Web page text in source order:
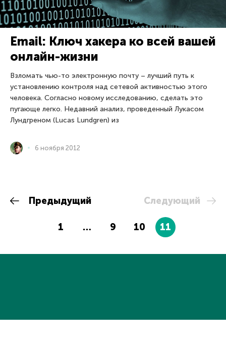
Email: Ключ хакера ко всей вашей
онлайн-жизни
Взломать чью-то электронную почту – лучший путь к
установлению контроля над сетевой активностью этого
человека. Согласно новому исследованию, сделать это
пугающе легко. Недавний анализ, проведенный Лукасом
Лундгреном (Lucas Lundgren) из
6 ноября 2012
Предыдущий
1 … 9 10 11
Следующий